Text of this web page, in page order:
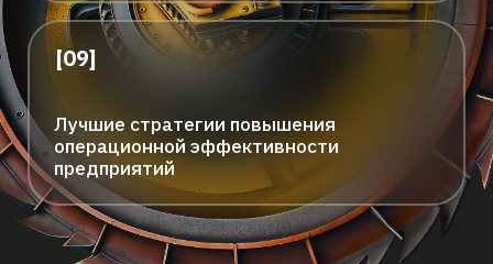
14
Наград в рамках
конкурса «Горная
О мероприятии